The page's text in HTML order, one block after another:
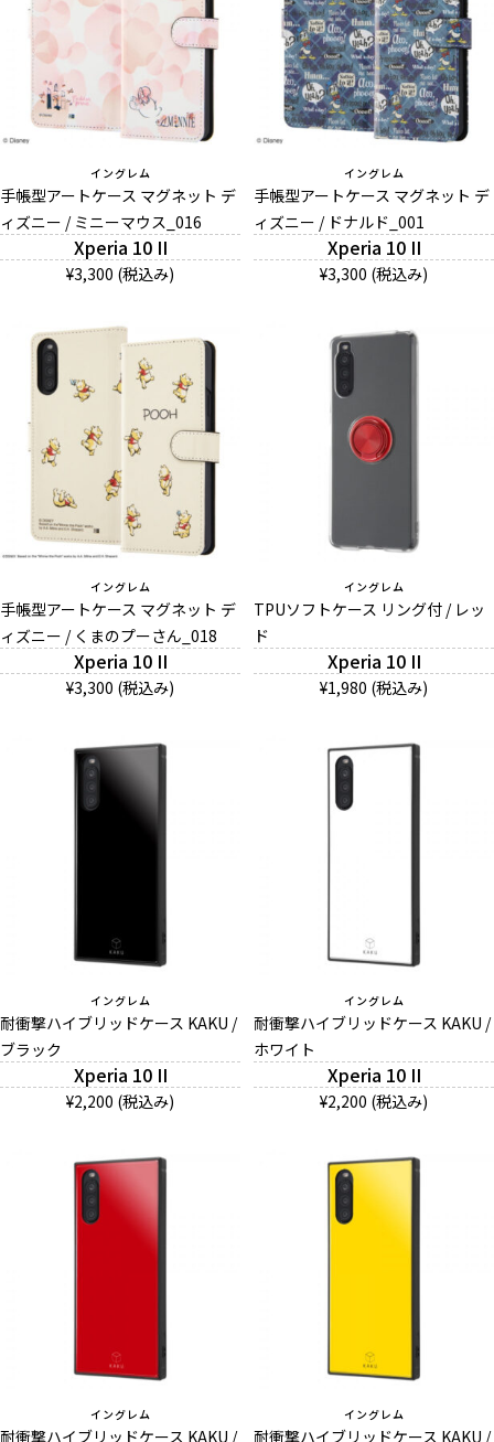
イングレム
手帳型アートケース マグネット デ
ィズニー / ミニーマウス_016
Xperia 10 II
¥3,300 (税込み)
イングレム
手帳型アートケース マグネット デ
ィズニー / ドナルド_001
Xperia 10 II
¥3,300 (税込み)
イングレム
手帳型アートケース マグネット デ
ィズニー / くまのプーさん_018
Xperia 10 II
¥3,300 (税込み)
イングレム
TPUソフトケース リング付 / レッ
ド
Xperia 10 II
¥1,980 (税込み)
イングレム
耐衝撃ハイブリッドケース KAKU /
ブラック
Xperia 10 II
¥2,200 (税込み)
イングレム
耐衝撃ハイブリッドケース KAKU /
ホワイト
Xperia 10 II
¥2,200 (税込み)
イングレム
耐衝撃ハイブリッドケース KAKU /
イングレム
耐衝撃ハイブリッドケース KAKU /